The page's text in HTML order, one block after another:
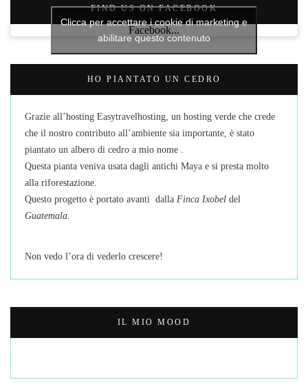
FIND US ON FACEBOOK
Facebook...
Clicca per accettare i cookie di marketing e
abilitare questo contenuto
HO PIANTATO UN CEDRO
Grazie all’hosting Easytravelhosting, un hosting verde che crede
che il nostro contributo all’ambiente sia importante, è stato
piantato un albero di cedro a mio nome .
Questa pianta veniva usata dagli antichi Maya e si presta molto
alla riforestazione.
Questo progetto è portato avanti dalla Finca Ixobel del
Guatemala.
Non vedo l’ora di vederlo crescere!
IL MIO MOOD